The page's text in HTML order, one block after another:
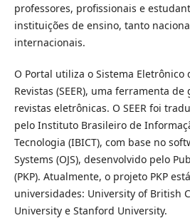
professores, profissionais e
instituições de ensino, tanto
internacionais.
O Portal utiliza o Sistema Eletrônico
Revistas (SEER), uma ferramenta
revistas eletrônicas. O SEER foi
pelo Instituto Brasileiro de
Tecnologia (IBICT), com base no
Systems (OJS), desenvolvido pelo
(PKP). Atualmente, o projeto PKP
universidades: University of British
University e Stanford University.